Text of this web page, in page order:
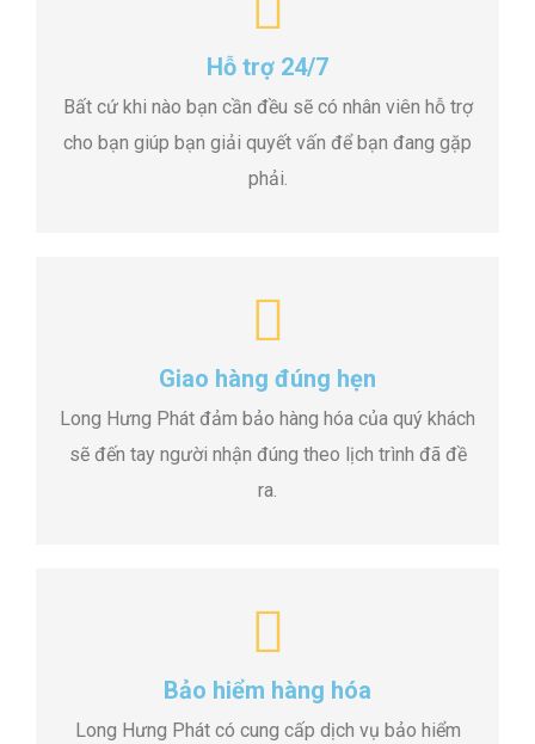
Hỗ trợ 24/7
Bất cứ khi nào bạn cần đều sẽ có nhân viên hỗ trợ
cho bạn giúp bạn giải quyết vấn để bạn đang gặp
phải.
Giao hàng đúng hẹn
Long Hưng Phát đảm bảo hàng hóa của quý khách
sẽ đến tay người nhận đúng theo lịch trình đã đề
ra.
Bảo hiểm hàng hóa
Long Hưng Phát có cung cấp dịch vụ bảo hiểm